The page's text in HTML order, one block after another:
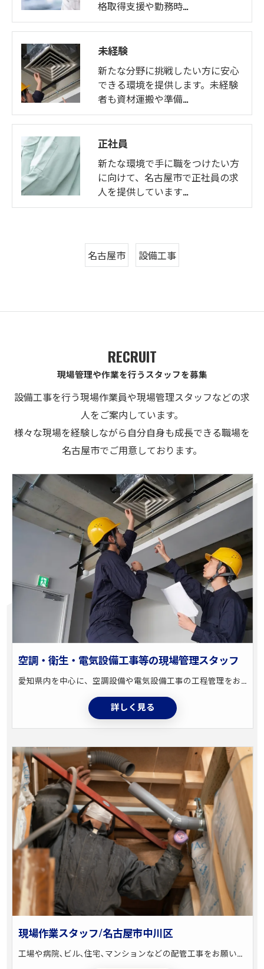
格取得支援や勤務時…
未経験
新たな分野に挑戦したい方に安心
できる環境を提供します。未経験
者も資材運搬や準備…
正社員
新たな環境で手に職をつけたい方
に向けて、名古屋市で正社員の求
人を提供しています…
名古屋市 設備工事
現場管理や作業を行うスタッフを募集
RECRUIT
設備工事を行う現場作業員や現場管理スタッフなどの求
人をご案内しています。
様々な現場を経験しながら自分自身も成長できる職場を
名古屋市でご用意しております。
空調・衛生・電気設備工事等の現場管理スタッフ
愛知県内を中心に、空調設備や電気設備工事の工程管理をお任せします。 事務作業と現場業務の割合は5:5！ デスクワークと実務の両方を経験できます。 具体的なお仕事 ・工事のスケジュール管理・工程管理 ・職人や業者との打ち合わせ、現場の品質・安全管理 ・図面作成(CADソフト使用)・見積書・請求書作成 ・場合によっては、現場での施工作業も担当
詳しく見る
現場作業スタッフ/名古屋市中川区
工場や病院､ビル､住宅､マンションなどの配管工事をお願いします｡ ※未経験の方は､資材運びや資材の準備など､簡単な作業からスタートしていただきます！
お問い合わせはこちら